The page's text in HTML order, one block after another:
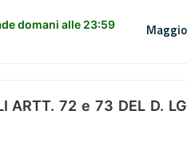
domani alle 23:59
ARTT. 72 e 73 DEL D.